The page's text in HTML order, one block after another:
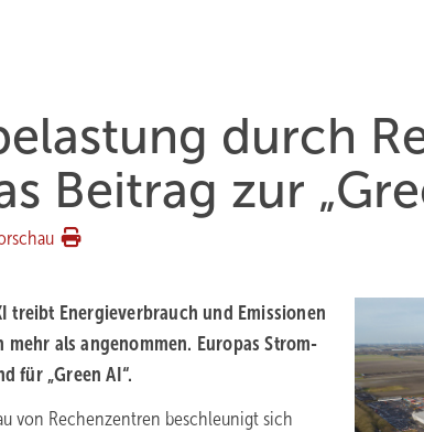
durch
Beitrag zur
treibt Energie­ver­brauch und Emis­sio­nen
mehr als an­ge­nom­men. Euro­pas Strom­
für „Green AI“.
von Rechenzentren beschleunigt sich